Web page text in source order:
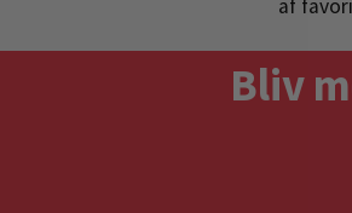
af
Bliv